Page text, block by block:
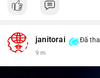
janitorai Đã
9 m